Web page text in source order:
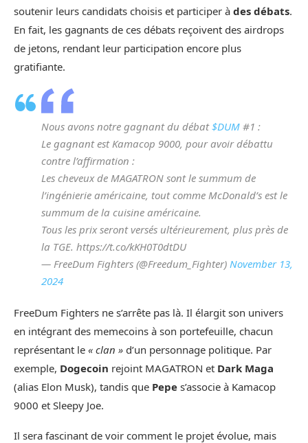
soutenir leurs candidats choisis et participer à des débats.
En fait, les gagnants de ces débats reçoivent des airdrops
de jetons, rendant leur participation encore plus
gratifiante.
Nous avons notre gagnant du débat$DUM #1 :
Le gagnant est Kamacop 9000, pour avoir débattu
contre l’affirmation :
Les cheveux de MAGATRON sont le summum de
l’ingénierie américaine, tout comme McDonald’s est le
summum de la cuisine américaine.
Tous les prix seront versés ultérieurement, plus près de
la TGE. https://t.co/kKH0T0dtDU
— FreeDum Fighters (@Freedum_Fighter) November 13,
2024
FreeDum Fighters ne s’arrête pas là. Il élargit son univers
en intégrant des memecoins à son portefeuille, chacun
représentant le « clan » d’un personnage politique. Par
exemple, Dogecoin rejoint MAGATRON et Dark Maga
(alias Elon Musk), tandis que Pepe s’associe à Kamacop
9000 et Sleepy Joe.
Il sera fascinant de voir comment le projet évolue, mais